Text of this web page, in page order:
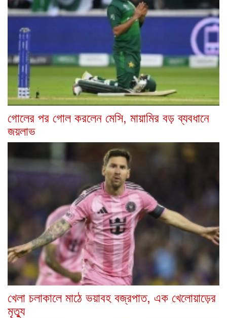
গোলের পর গোল করলেন মেসি, মায়ামির বড় ব্যবধানে
জয়লাভ
খেলা চলাকালে মাঠে ভয়াবহ বজ্রপাত, এক খেলোয়াড়ের
মৃত্যু